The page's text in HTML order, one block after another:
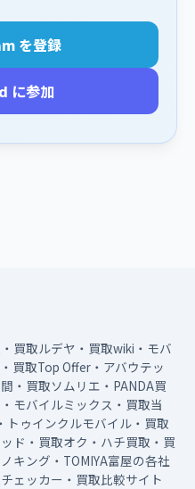
を登録
に参加
買取ルデヤ・買取wiki・モバ
買取Top Offer・アバウテッ
・買取ソムリエ・PANDA買
モバイルミックス・買取当
トゥインクルモバイル・買取
ド・買取オク・ハチ買取・買
キング・TOMIYA富屋の各社
ェッカー・買取比較サイト